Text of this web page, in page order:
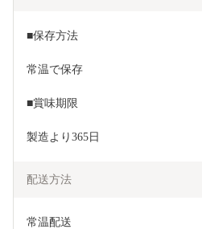
■保存方法
常温で保存
■賞味期限
製造より365日
配送方法
常温配送